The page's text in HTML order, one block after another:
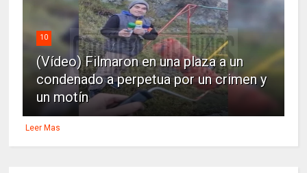
10
(Vídeo) Filmaron en una plaza a un
condenado a perpetua por un crimen y
un motín
Leer Mas